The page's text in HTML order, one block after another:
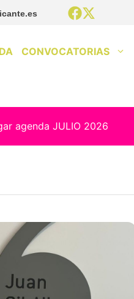
CONVOCATORIAS
agenda JULIO 2026